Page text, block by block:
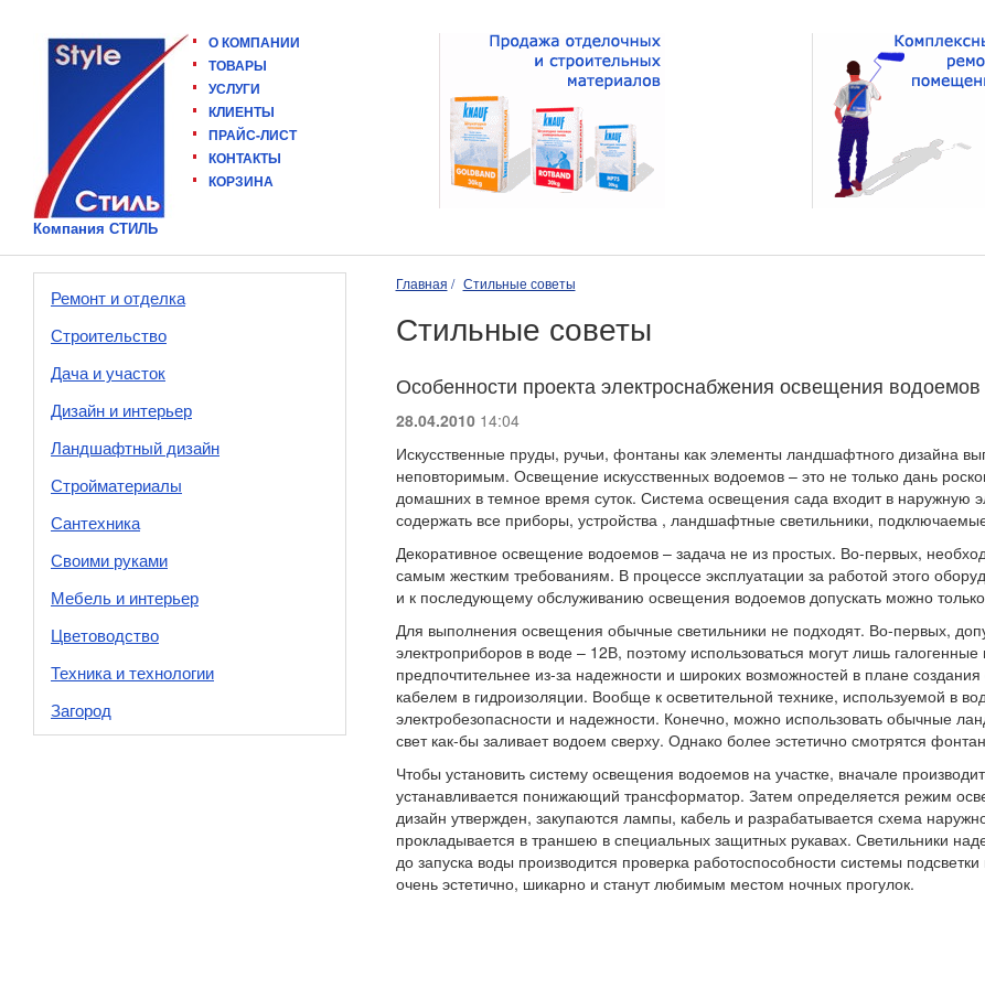
Компания СТИЛЬ
О КОМПАНИИ
ТОВАРЫ
УСЛУГИ
КЛИЕНТЫ
ПРАЙС-ЛИСТ
КОНТАКТЫ
КОРЗИНА
Ремонт и отделка
Строительство
Дача и участок
Дизайн и интерьер
Ландшафтный дизайн
Стройматериалы
Сантехника
Своими руками
Мебель и интерьер
Цветоводство
Техника и технологии
Загород
Главная Стильные советы
Стильные советы
Особенности проекта электроснабжения освещения водоемов
28.04.201014:04
Искусственные пруды, ручьи, фонтаны как элементы ландшафтного дизайна
неповторимым. Освещение искусственных водоемов – это не только дань
домашних в темное время суток. Система освещения сада входит в наружную
содержать все приборы, устройства , ландшафтные светильники,
Декоративное освещение водоемов – задача не из простых. Во-первых,
самым жестким требованиям. В процессе эксплуатации за работой этого
и к последующему обслуживанию освещения водоемов допускать можно только
Для выполнения освещения обычные светильники не подходят. Во-первых,
электроприборов в воде – 12В, поэтому использоваться могут лишь
предпочтительнее из-за надежности и широких возможностей в плане
кабелем в гидроизоляции. Вообще к осветительной технике, используемой в
электробезопасности и надежности. Конечно, можно использовать обычные
свет как-бы заливает водоем сверху. Однако более эстетично смотрятся
Чтобы установить систему освещения водоемов на участке, вначале
устанавливается понижающий трансформатор. Затем определяется режим
дизайн утвержден, закупаются лампы, кабель и разрабатывается схема
прокладывается в траншею в специальных защитных рукавах. Светильники
до запуска воды производится проверка работоспособности системы
очень эстетично, шикарно и станут любимым местом ночных прогулок.